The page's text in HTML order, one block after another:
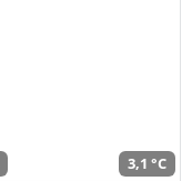
3,1 °C